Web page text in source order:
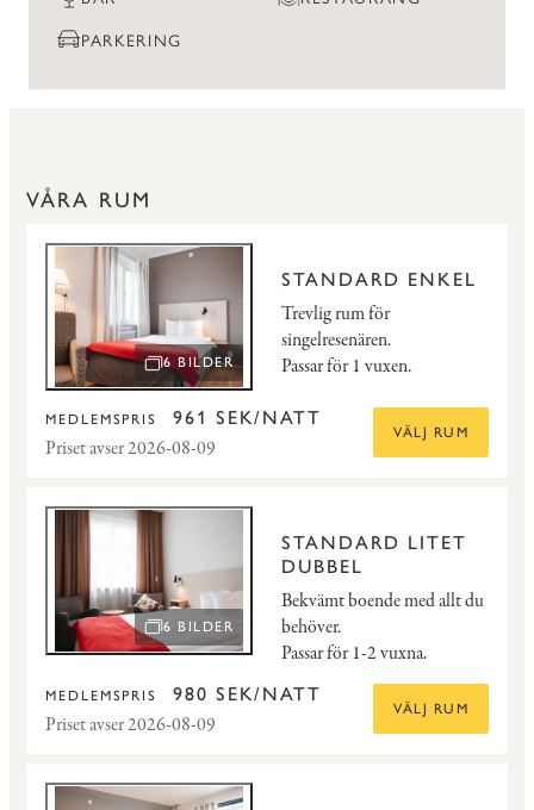
PARKERING
VÅRA RUM
ÖPPNA BILDSPEL
6 BILDER
STANDARD ENKEL
Trevlig rum för
singelresenären.
Passar för 1 vuxen.
MEDLEMSPRIS 961 SEK/NATT
Priset avser 2026-08-09
VÄLJ RUM
ÖPPNA BILDSPEL
6 BILDER
STANDARD LITET
DUBBEL
Bekvämt boende med allt du
behöver.
Passar för 1-2 vuxna.
MEDLEMSPRIS 980 SEK/NATT
Priset avser 2026-08-09
VÄLJ RUM